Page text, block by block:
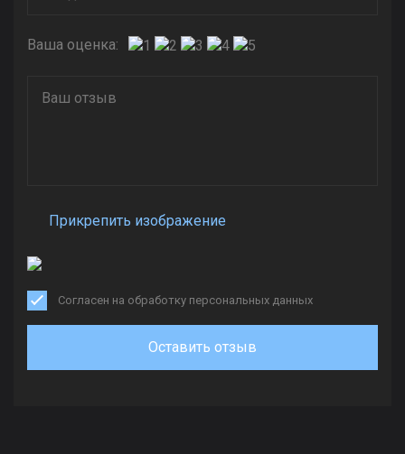
Ваша оценка:
Прикрепить изображение
Согласен на обработку персональных данных
Оставить отзыв